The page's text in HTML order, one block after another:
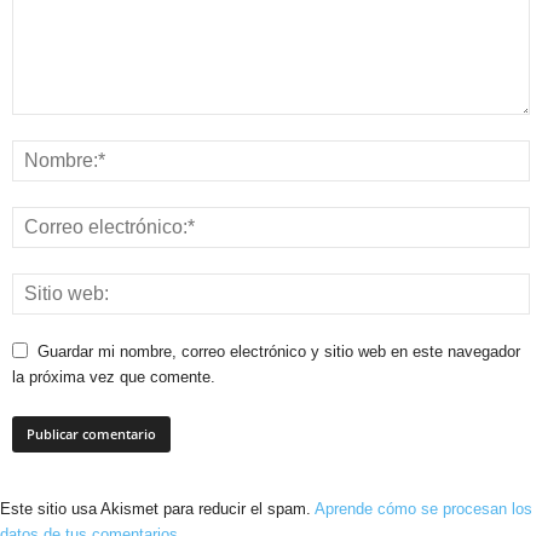
Guardar mi nombre, correo electrónico y sitio web en este navegador
la próxima vez que comente.
Este sitio usa Akismet para reducir el spam. Aprende cómo se procesan los